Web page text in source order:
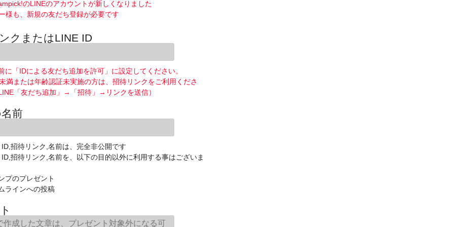
のLINEのアカウントが新しくなりました
様も、新規の友だち登録が必要です
クまたはLINE ID
に「IDによる友だち追加を許可」に設定してください。
満または年齢認証未実施の方は、招待リンクをご利用くださ
「友だち追加」→「招待」→リンクを送信）
前
招待リンク,名前は、完全非公開です
招待リンク,名前を、以下の目的以外に利用する事はございま
プのプレゼント
ラインへの投稿